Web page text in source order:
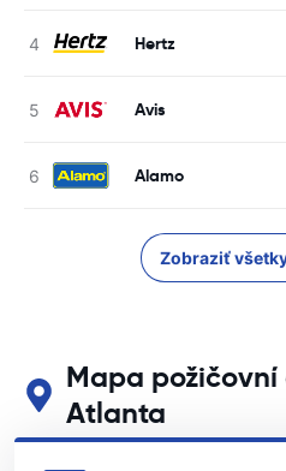
Hertz
Avis
Alamo
Zobraziť
Mapa
Atlanta
Pozrite si naše hlavné